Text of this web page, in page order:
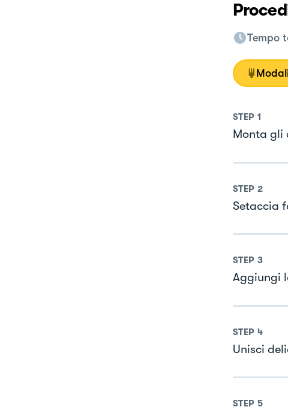
Tempo
STEP 1
Monta gli
STEP 2
Setaccia
STEP 3
Aggiungi
STEP 4
Unisci
STEP 5